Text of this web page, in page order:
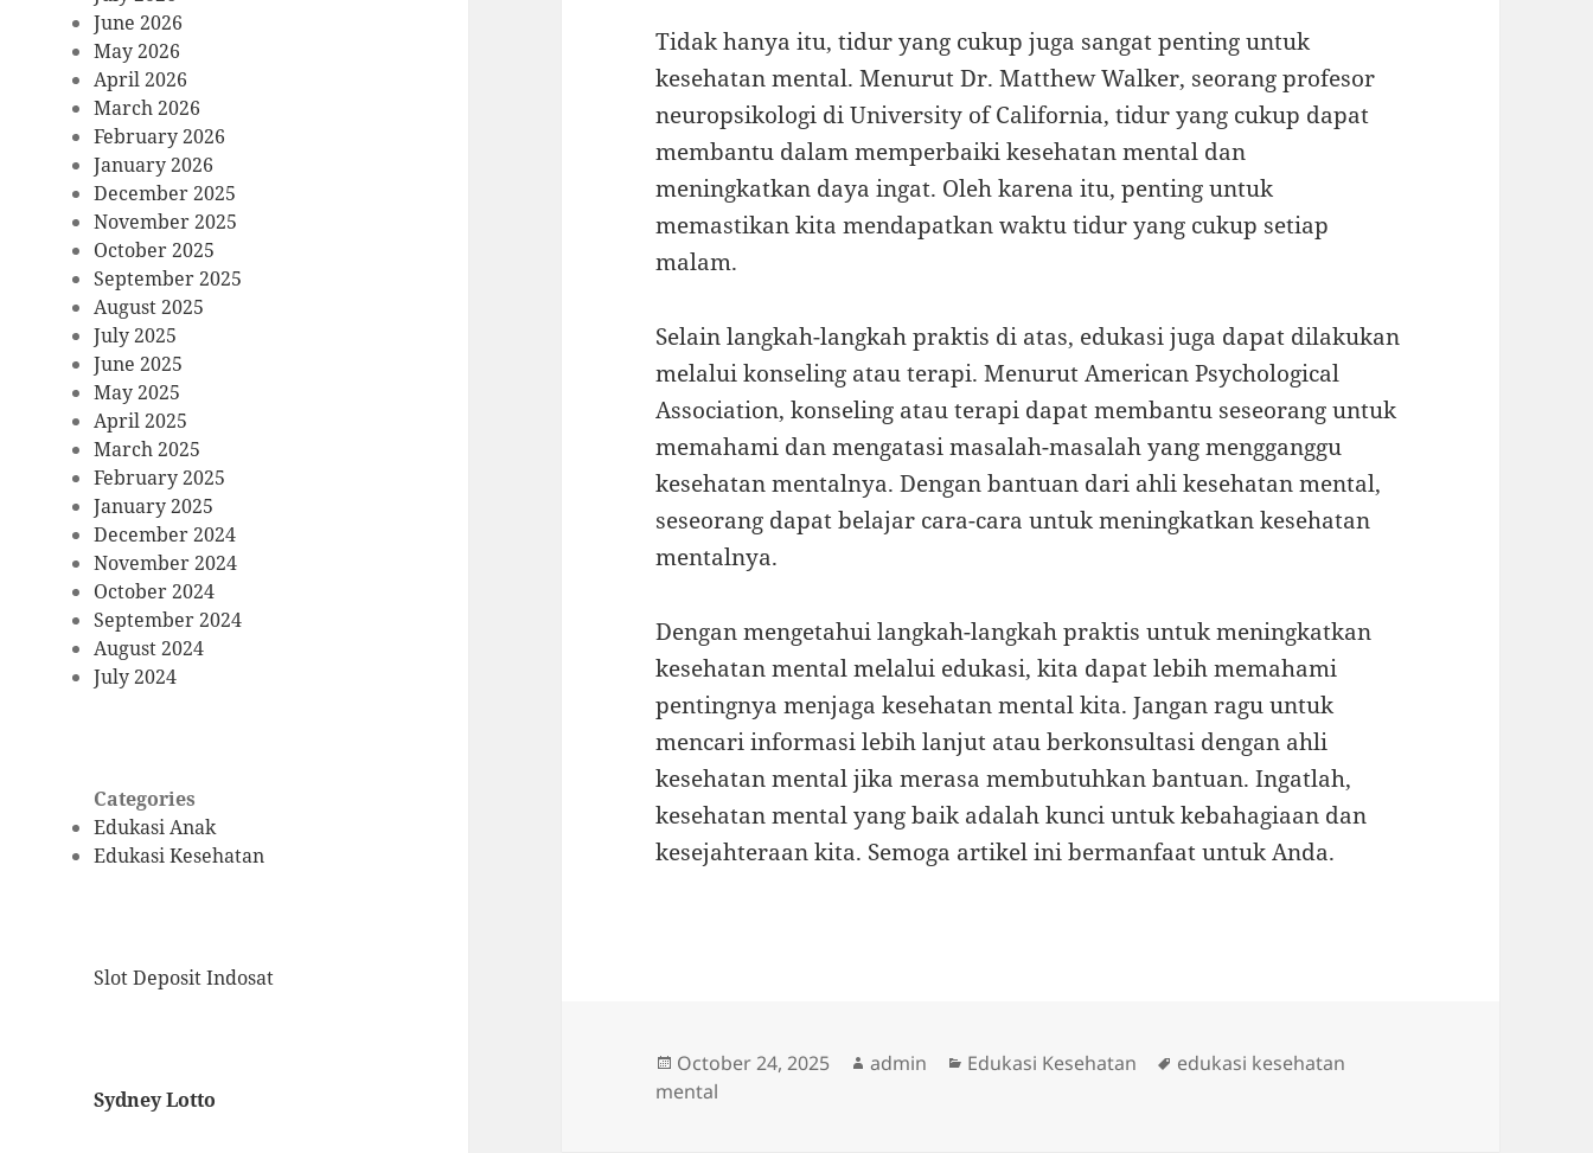
June 2026
May 2026
April 2026
March 2026
February 2026
January 2026
December 2025
November 2025
October 2025
September 2025
August 2025
July 2025
June 2025
May 2025
April 2025
March 2025
February 2025
January 2025
December 2024
November 2024
October 2024
September 2024
August 2024
July 2024
Categories
Edukasi Anak
Edukasi Kesehatan
Slot Deposit Indosat
Sydney Lotto
Tidak hanya itu, tidur yang cukup juga sangat penting untuk
kesehatan mental. Menurut Dr. Matthew Walker, seorang profesor
neuropsikologi di University of California, tidur yang cukup dapat
membantu dalam memperbaiki kesehatan mental dan
meningkatkan daya ingat. Oleh karena itu, penting untuk
memastikan kita mendapatkan waktu tidur yang cukup setiap
malam.
Selain langkah-langkah praktis di atas, edukasi juga dapat dilakukan
melalui konseling atau terapi. Menurut American Psychological
Association, konseling atau terapi dapat membantu seseorang untuk
memahami dan mengatasi masalah-masalah yang mengganggu
kesehatan mentalnya. Dengan bantuan dari ahli kesehatan mental,
seseorang dapat belajar cara-cara untuk meningkatkan kesehatan
mentalnya.
Dengan mengetahui langkah-langkah praktis untuk meningkatkan
kesehatan mental melalui edukasi, kita dapat lebih memahami
pentingnya menjaga kesehatan mental kita. Jangan ragu untuk
mencari informasi lebih lanjut atau berkonsultasi dengan ahli
kesehatan mental jika merasa membutuhkan bantuan. Ingatlah,
kesehatan mental yang baik adalah kunci untuk kebahagiaan dan
kesejahteraan kita. Semoga artikel ini bermanfaat untuk Anda.
Posted
on
October 24, 2025 Author
admin Categories
Edukasi Kesehatan Tags
edukasi kesehatan
mental